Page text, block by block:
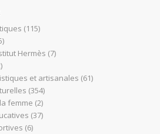
(115)
Hermès (7)
et artisanales (61)
(354)
femme (2)
(37)
(6)